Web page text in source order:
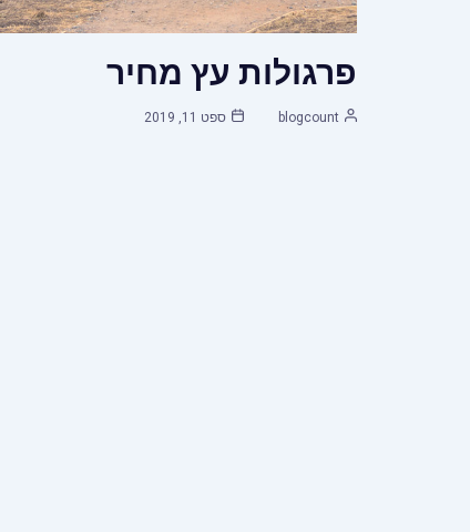
פרגולות עץ מחיר
blogcount ספט 11, 2019